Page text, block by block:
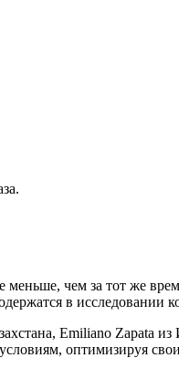
чем за тот же
в исследовании
Emiliano Zapata
оптимизируя